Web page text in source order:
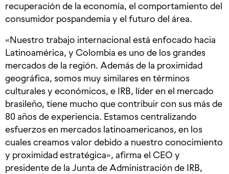
recuperación de la economía, el comportamiento del
consumidor pospandemia y el futuro del área.
«Nuestro trabajo internacional está enfocado hacia
Latinoamérica, y Colombia es uno de los grandes
mercados de la región. Además de la proximidad
geográfica, somos muy similares en términos
culturales y económicos, e IRB, líder en el mercado
brasileño, tiene mucho que contribuir con sus más de
80 años de experiencia. Estamos centralizando
esfuerzos en mercados latinoamericanos, en los
cuales creamos valor debido a nuestro conocimiento
y proximidad estratégica», afirma el CEO y
presidente de la Junta de Administración de IRB,